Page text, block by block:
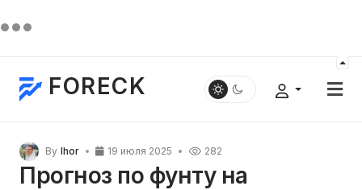
FORECK
By Ihor 19 июля 2025 282
Прогноз по фунту на